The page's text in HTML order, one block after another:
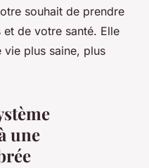
souhait de prendre
de votre santé. Elle
plus saine, plus
une